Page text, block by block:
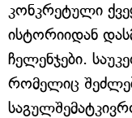
კონკრეტული
ისტორიიდან
ჩელენჯები.
რომელიც